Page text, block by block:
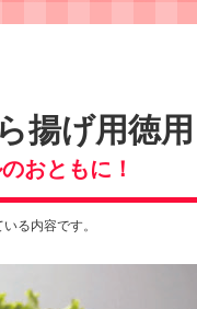
揚げ用徳用
おともに！
る内容です。